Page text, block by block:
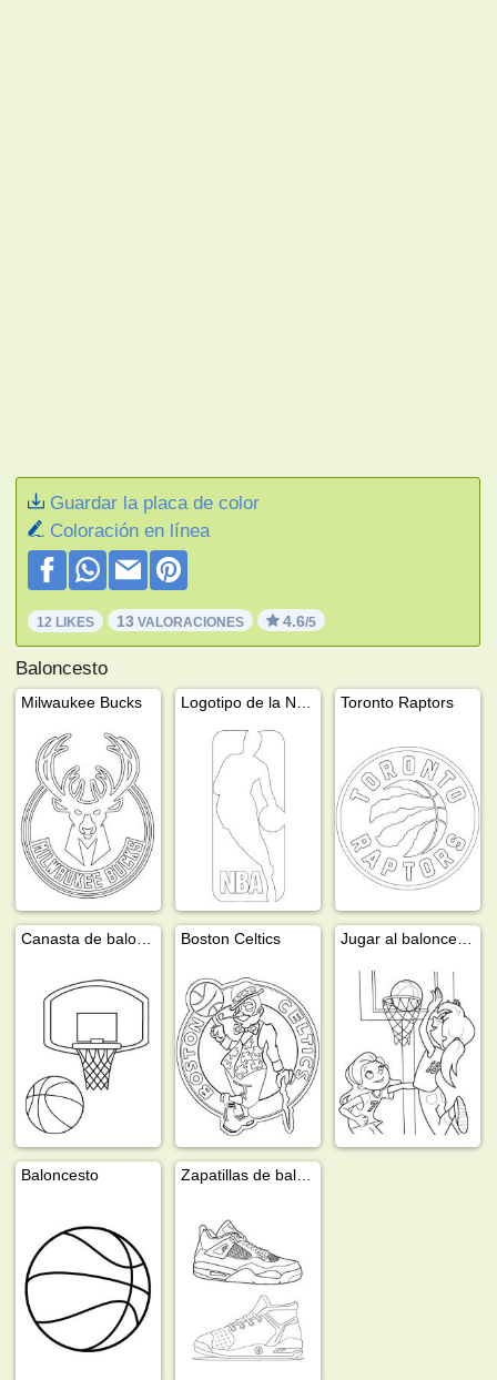
Guardar la placa de color
Coloración en línea
12 LIKES 13 VALORACIONES 4.6/5
Baloncesto
Milwaukee Bucks Toronto Raptors
Boston Celtics
Baloncesto